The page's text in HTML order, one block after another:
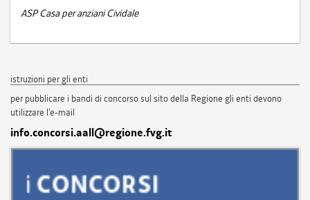
ASP Casa per anziani Cividale
istruzioni per gli enti
per pubblicare i bandi di concorso sul sito della Regione gli enti devono
utilizzare l'e-mail
info.concorsi.aall@regione.fvg.it